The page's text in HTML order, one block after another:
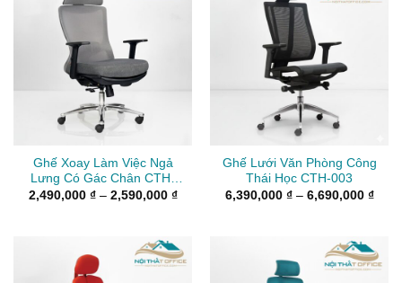
Ghế Xoay Làm Việc Ngả
Lưng Có Gác Chân CTH-
004
2,490,000 ₫ – 2,590,000 ₫Khoảng
2,590,000 ₫
Ghế Lưới Văn Phòng Công
Thái Học CTH-003
6,390,000 ₫ – 6,690,000 ₫